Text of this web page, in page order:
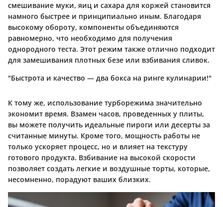
смешивание муки, яиц и сахара для коржей становится
намного быстрее и принципиально иным. Благодаря
высокому обороту, компоненты объединяются
равномерно, что необходимо для получения
однородного теста. Этот режим также отлично подходит
для замешивания плотных безе или взбивания сливок.
"Быстрота и качество — два бокса на ринге кулинарии!"
К тому же, использование турборежима значительно
экономит время. Взамен часов, проведенных у плиты,
вы можете получить идеальные пироги или десерты за
считанные минуты. Кроме того, мощность работы не
только ускоряет процесс, но и влияет на текстуру
готового продукта. Взбивание на высокой скорости
позволяет создать легкие и воздушные торты, которые,
несомненно, порадуют ваших близких.